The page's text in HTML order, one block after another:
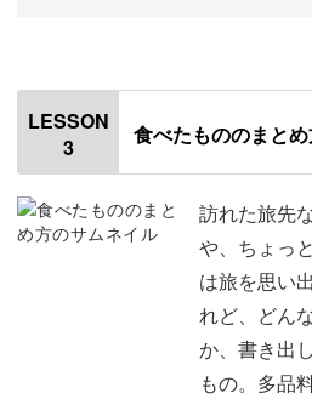
はじめに
使用材料・道具
今回のレッスンのポイント
④方眼用紙を使ったまとめ方
⑤数直線スタンプを使ったま
⑥フロー図形式のまとめ方
LESSON
3
食べたもののまと
訪れた旅先
や、ちょっ
は旅を思い
れど、どん
か、書き出
もの。多品